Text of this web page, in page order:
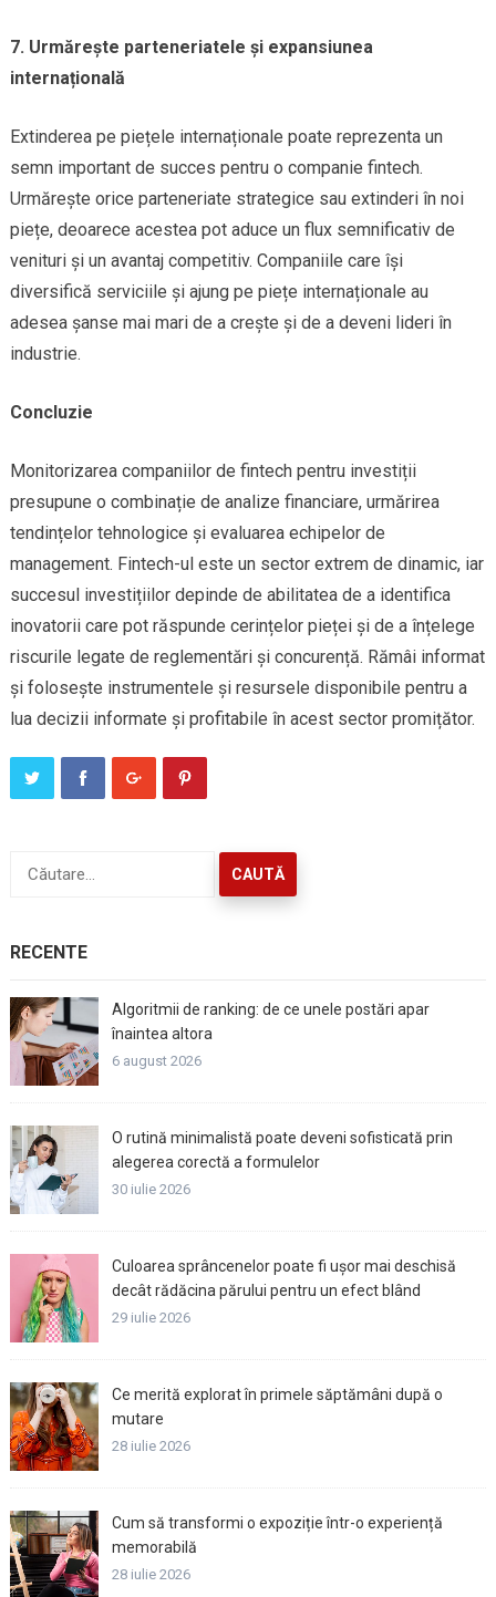
7. Urmărește parteneriatele și expansiunea
internațională
Extinderea pe piețele internaționale poate reprezenta un
semn important de succes pentru o companie fintech.
Urmărește orice parteneriate strategice sau extinderi în noi
piețe, deoarece acestea pot aduce un flux semnificativ de
venituri și un avantaj competitiv. Companiile care își
diversifică serviciile și ajung pe piețe internaționale au
adesea șanse mai mari de a crește și de a deveni lideri în
industrie.
Concluzie
Monitorizarea companiilor de fintech pentru investiții
presupune o combinație de analize financiare, urmărirea
tendințelor tehnologice și evaluarea echipelor de
management. Fintech-ul este un sector extrem de dinamic, iar
succesul investițiilor depinde de abilitatea de a identifica
inovatorii care pot răspunde cerințelor pieței și de a înțelege
riscurile legate de reglementări și concurență. Rămâi informat
și folosește instrumentele și resursele disponibile pentru a
lua decizii informate și profitabile în acest sector promițător.
după:
RECENTE
Algoritmii de ranking: de ce unele postări apar
înaintea altora
6 august 2026
O rutină minimalistă poate deveni sofisticată prin
alegerea corectă a formulelor
30 iulie 2026
Culoarea sprâncenelor poate fi ușor mai deschisă
decât rădăcina părului pentru un efect blând
29 iulie 2026
Ce merită explorat în primele săptămâni după o
mutare
28 iulie 2026
Cum să transformi o expoziție într-o experiență
memorabilă
28 iulie 2026